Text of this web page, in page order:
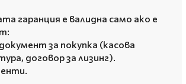
гаранция е валидна само ако е
за покупка (касова
договор за лизинг).